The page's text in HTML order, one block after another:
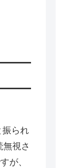
振られ
視さ
が、